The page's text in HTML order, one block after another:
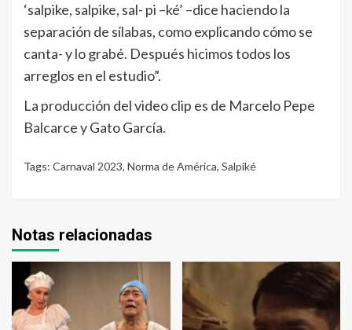
‘salpike, salpike, sal- pi –ké’ –dice haciendo la
separación de sílabas, como explicando cómo se
canta- y lo grabé. Después hicimos todos los
arreglos en el estudio”.
La producción del video clip es de Marcelo Pepe
Balcarce y Gato García.
Tags: Carnaval 2023, Norma de América, Salpiké
Notas relacionadas